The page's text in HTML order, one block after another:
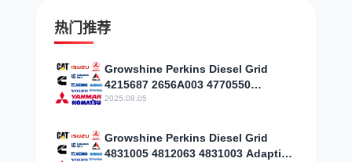
热门推荐
Growshine Perkins Diesel Grid
4215687 2656A003 4770550
Respond to the discount
2025.08.05
Growshine Perkins Diesel Grid
4831005 4812063 4831003 Adaptive